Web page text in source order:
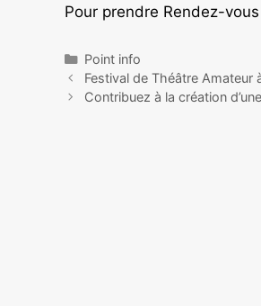
Pour prendre Rendez-
Point info
Festival de Théâtre Amateur
Contribuez à la création